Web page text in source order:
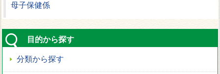
母子保健係
目的から探す
分類から探す